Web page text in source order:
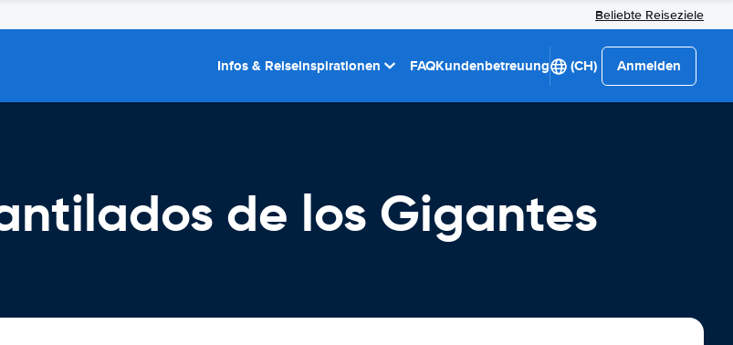
Beliebte Reiseziele
Infos & Reiseinspirationen FAQKundenbetreuung (CH) Anmelden
de los Gigantes